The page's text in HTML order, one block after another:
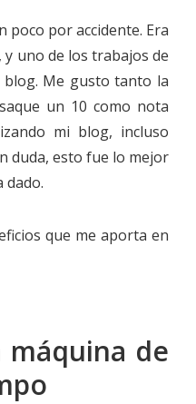
poco por accidente. Era
uno de los trabajos de
Me gusto tanto la
un 10 como nota
mi blog, incluso
duda, esto fue lo mejor
dado.
que me aporta en
máquina de